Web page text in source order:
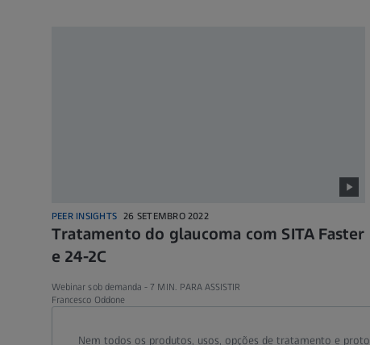
PEER INSIGHTS 26 SETEMBRO 2022
Tratamento do glaucoma com SITA Faster
e 24-2C
Webinar sob demanda -7 MIN. PARA ASSISTIR
Francesco Oddone
Call contact at
Call contact on mobile at
Send contact a mail to
Nem todos os produtos, usos, opções de tratamento e